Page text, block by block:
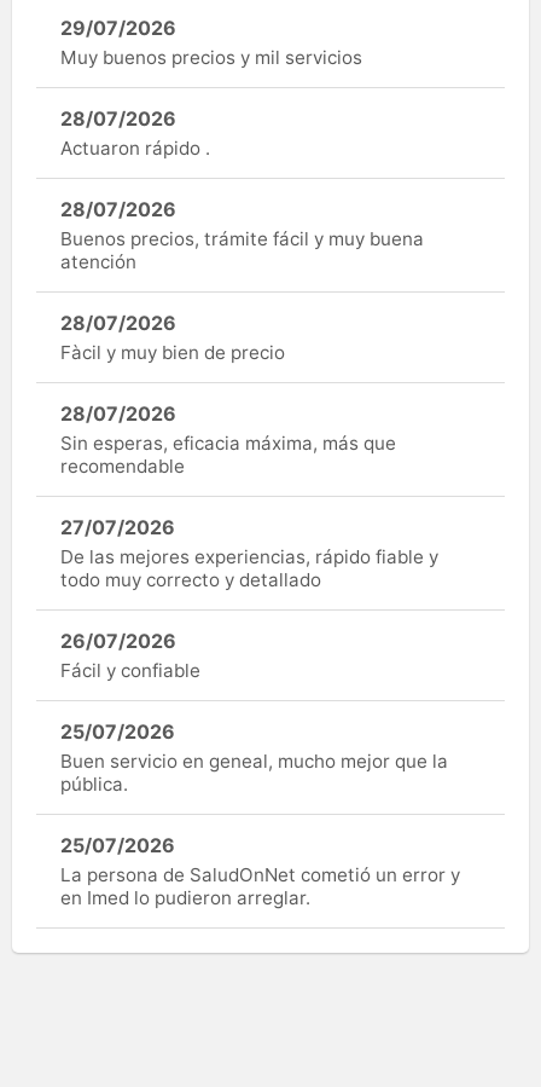
29/07/2026
Muy buenos precios y mil servicios
28/07/2026
Actuaron rápido .
28/07/2026
Buenos precios, trámite fácil y muy buena
atención
28/07/2026
Fàcil y muy bien de precio
28/07/2026
Sin esperas, eficacia máxima, más que
recomendable
27/07/2026
De las mejores experiencias, rápido fiable y
todo muy correcto y detallado
26/07/2026
Fácil y confiable
25/07/2026
Buen servicio en geneal, mucho mejor que la
pública.
25/07/2026
La persona de SaludOnNet cometió un error y
en Imed lo pudieron arreglar.